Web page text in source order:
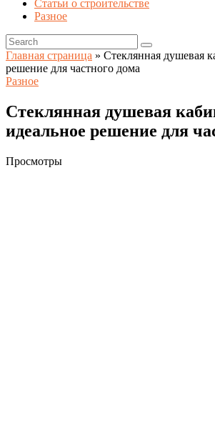
Статьи о строительстве
Разное
Главная страница » Стеклянная душевая
решение для частного дома
Разное
Стеклянная душевая
идеальное решение для
Просмотры